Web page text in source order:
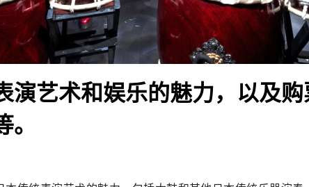
演艺术和娱乐的魅力，以及